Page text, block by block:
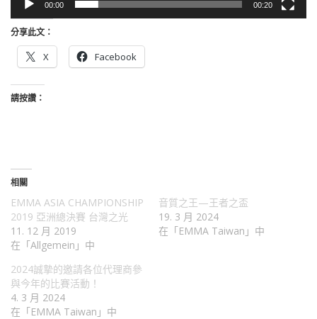
00:00 00:20
分享此文：
X Facebook
請按讚：
相關
EMMA ASIA CHAMPIONSHIP
2019 亞洲總決賽 台灣之光
11. 12 月 2019
在「Allgemein」中
音質之王—王者之盃
19. 3 月 2024
在「EMMA Taiwan」中
2024誠摯的邀請各位代理商參
與今年的比賽活動！
4. 3 月 2024
在「EMMA Taiwan」中